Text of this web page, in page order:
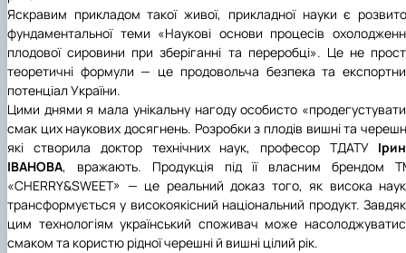
Яскравим прикладом такої живої, прикладної науки є
фундаментальної теми «Наукові основи процесів
плодової сировини при зберіганні та переробці». Це не
теоретичні формули — це продовольча безпека та
потенціал України.
Цими днями я мала унікальну нагоду особисто
смак цих наукових досягнень. Розробки з плодів вишні та
які створила доктор технічних наук, професор ТДАТУ
ІВАНОВА, вражають. Продукція під її власним брендом
«CHERRY&SWEET» — це реальний доказ того, як висока
трансформується у високоякісний національний продукт.
цим технологіям український споживач може
смаком та користю рідної черешні й вишні цілий рік.